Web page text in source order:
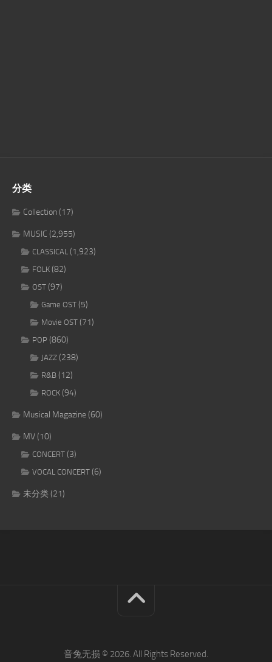
分类
Collection(17)
MUSIC (2,955)
CLASSICAL (1,923)
FOLK (82)
OST (97)
Game OST (5)
Movie OST (71)
POP (860)
JAZZ (238)
R&B (12)
ROCK (94)
Musical Magazine(60)
MV(10)
CONCERT (3)
VOCAL CONCERT (6)
未分类(21)
音兔无损 © 2026. All Rights Reserved.